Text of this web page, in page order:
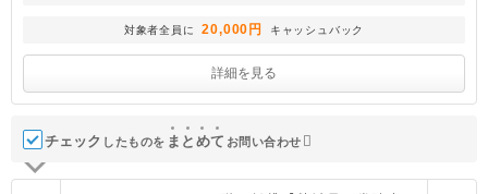
対象者全員に 20,000円 キャッシュバック
詳細を見る
チェック したものを ま と めて お問い合わせ